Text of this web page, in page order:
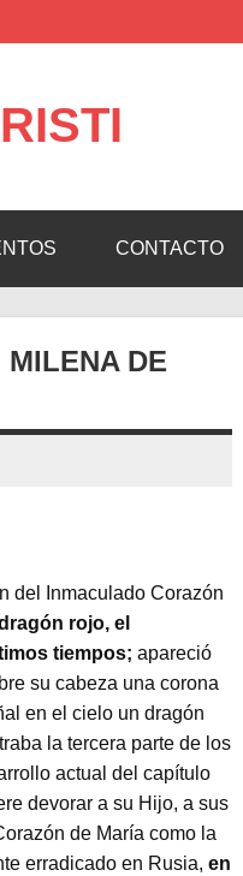
CONTACTO
MILENA DE
del Inmaculado Corazón
rojo, el
tiempos; apareció
su cabeza una corona
en el cielo un dragón
la tercera parte de los
actual del capítulo
devorar a su Hijo, a sus
de María como la
erradicado en Rusia, en